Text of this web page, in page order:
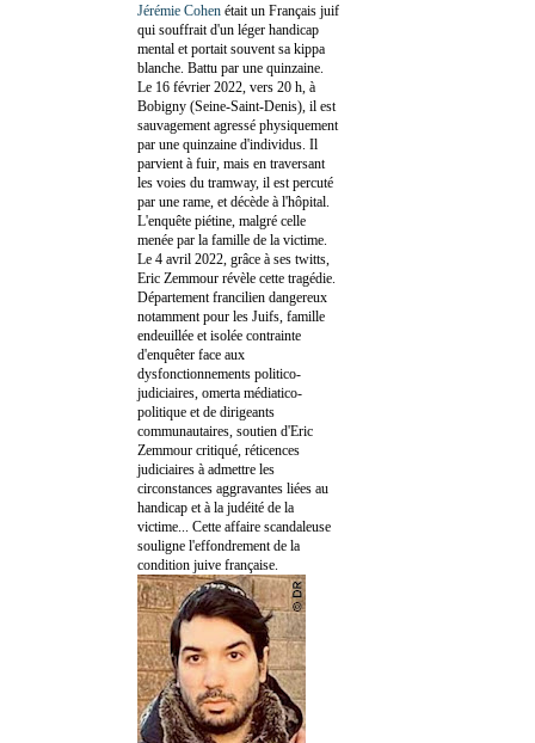
Jérémie Cohen était un Français juif
qui souffrait d'un léger handicap
mental et portait souvent sa kippa
blanche. Battu par une quinzaine.
Le 16 février 2022, vers 20 h, à
Bobigny (Seine-Saint-Denis), il est
sauvagement agressé physiquement
par une quinzaine d'individus. Il
parvient à fuir, mais en traversant
les voies du tramway, il est percuté
par une rame, et décède à l'hôpital.
L'enquête piétine, malgré celle
menée par la famille de la victime.
Le 4 avril 2022, grâce à ses twitts,
Eric Zemmour révèle cette tragédie.
Département francilien dangereux
notamment pour les Juifs, famille
endeuillée et isolée contrainte
d'enquêter face aux
dysfonctionnements politico-
judiciaires, omerta médiatico-
politique et de dirigeants
communautaires, soutien d'Eric
Zemmour critiqué, réticences
judiciaires à admettre les
circonstances aggravantes liées au
handicap et à la judéité de la
victime... Cette affaire scandaleuse
souligne l'effondrement de la
condition juive française.